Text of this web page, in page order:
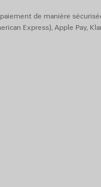
de manière
Express), Apple Pay,